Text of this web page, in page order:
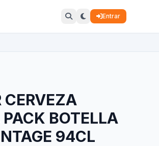
Entrar
CERVEZA
BOTELLA
94CL